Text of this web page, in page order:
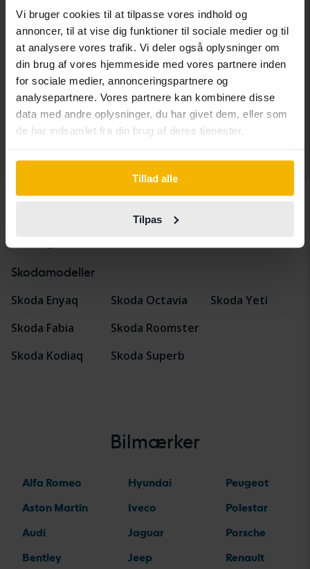
Vi bruger cookies til at tilpasse vores indhold og
annoncer, til at vise dig funktioner til sociale medier og til
at analysere vores trafik. Vi deler også oplysninger om
din brug af vores hjemmeside med vores partnere inden
for sociale medier, annonceringspartnere og
analysepartnere. Vores partnere kan kombinere disse
data med andre oplysninger, du har givet dem, eller som
de har indsamlet fra din brug af deres tjenester.
Tillad alle
Tilpas
Skoda Octavia
III 1.4 G-TEC Combi
2016
Benzin/Methan
Kungälv (Ellesbo)
Startpris Kommer snart
Vores værdiansættelse er på vej
Vis 5 af 5 hits
Skodamodeller
Skoda Enyaq
Skoda Fabia
Skoda Kodiaq
Skoda Octavia
Skoda Roomster
Skoda Superb
Skoda Yeti
Bilmærker
Alfa Romeo
Aston Martin
Audi
Bentley
Hyundai
Iveco
Jaguar
Jeep
Peugeot
Polestar
Porsche
Renault